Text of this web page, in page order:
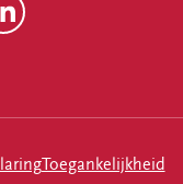
Toegankelijkheid